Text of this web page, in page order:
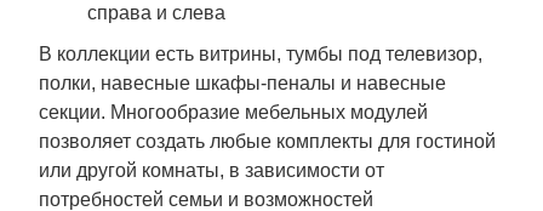
справа и слева
В коллекции есть витрины, тумбы под телевизор,
полки, навесные шкафы-пеналы и навесные
секции. Многообразие мебельных модулей
позволяет создать любые комплекты для гостиной
или другой комнаты, в зависимости от
потребностей семьи и возможностей